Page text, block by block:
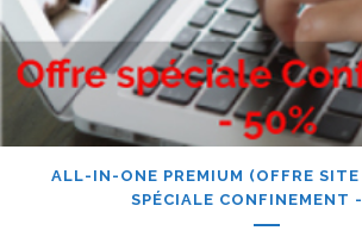
ALL-IN-ONE PREMIUM (OFFRE SITE
SPÉCIALE CONFINEMENT